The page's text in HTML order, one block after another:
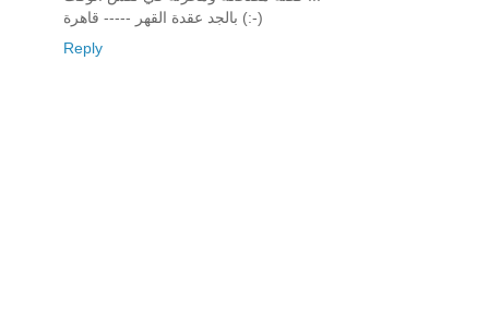
بالجد عقدة القهر ----- قاهرة (:-)
Reply